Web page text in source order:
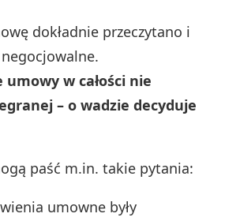
dokładnie przeczytano i
w całości nie
– o wadzie decyduje
paść m.in. takie pytania:
umowne były